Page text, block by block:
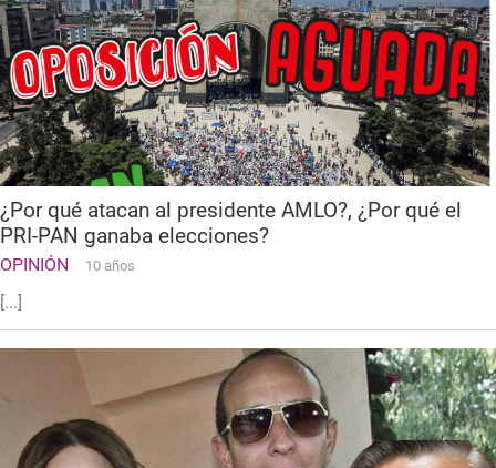
¿Por qué atacan al presidente AMLO?, ¿Por qué el
PRI-PAN ganaba elecciones?
OPINIÓN 10 años
[...]